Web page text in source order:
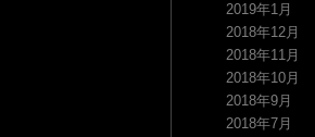
2019年1月
2018年12月
2018年11月
2018年10月
2018年9月
2018年7月